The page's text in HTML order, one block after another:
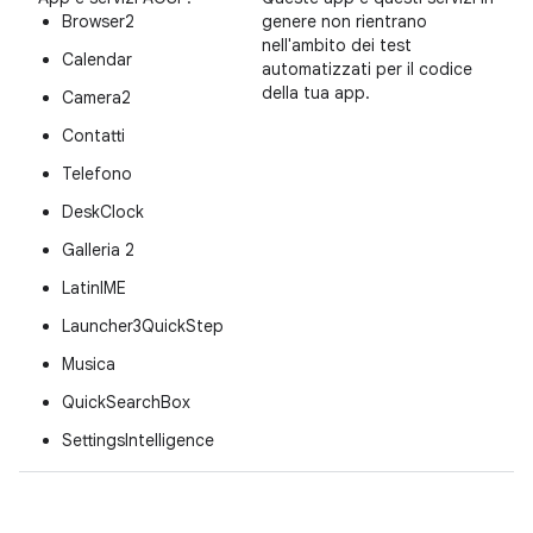
Browser2
Calendar
Camera2
Contatti
Telefono
DeskClock
Galleria 2
LatinIME
Launcher3QuickStep
Musica
QuickSearchBox
SettingsIntelligence
genere non rientrano
nell'ambito dei test
automatizzati per il codice
della tua app.